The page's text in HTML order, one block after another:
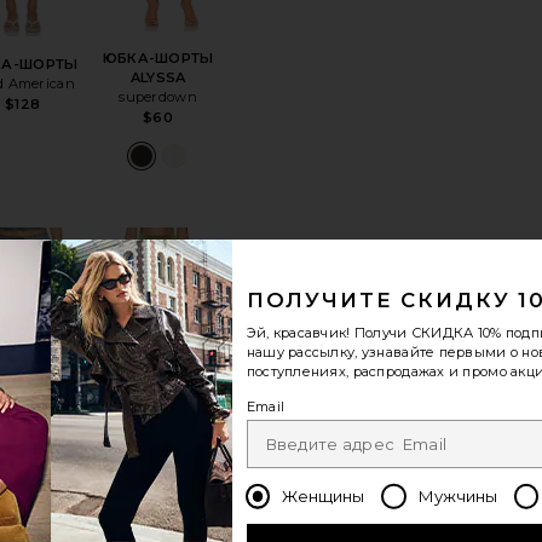
ШОРТЫ
American
$128
ЮБКА-ШОРТЫ
ALYSSA
superdown
$60
WE THE FREE EMILY
ШОРТЫ DALE
ШОРТЫ
$89
ПРОДАЖ
избранноеЮБКА-ШОРТЫ FAUNA
ЮБКА-ШОРТЫ
GEN-9
PH5
$175
ЛИДЕР ПРОДАЖ
избранноеЮБКА-ШОРТЫ GEN-9
ПОЛУЧИТЕ СКИДКУ
Эй, красавчик! Получи СКИДКА 10%
нашу рассылку, узнавайте первыми о
поступлениях, распродажах и промо
Email
Женщины Мужчины